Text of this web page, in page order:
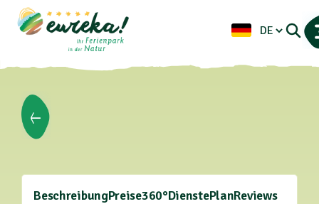
BeschreibungPreise360°DienstePlanReviews